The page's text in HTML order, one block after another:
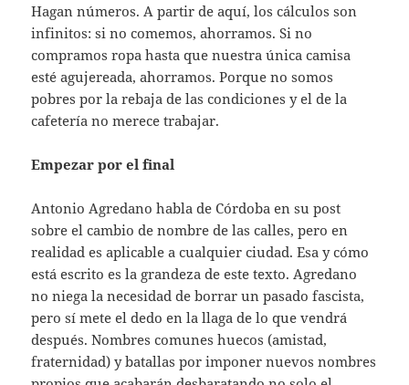
Hagan números. A partir de aquí, los cálculos son
infinitos: si no comemos, ahorramos. Si no
compramos ropa hasta que nuestra única camisa
esté agujereada, ahorramos. Porque no somos
pobres por la rebaja de las condiciones y el de la
cafetería no merece trabajar.
Empezar por el final
Antonio Agredano habla de Córdoba en su post
sobre el cambio de nombre de las calles, pero en
realidad es aplicable a cualquier ciudad. Esa y cómo
está escrito es la grandeza de este texto. Agredano
no niega la necesidad de borrar un pasado fascista,
pero sí mete el dedo en la llaga de lo que vendrá
después. Nombres comunes huecos (amistad,
fraternidad) y batallas por imponer nuevos nombres